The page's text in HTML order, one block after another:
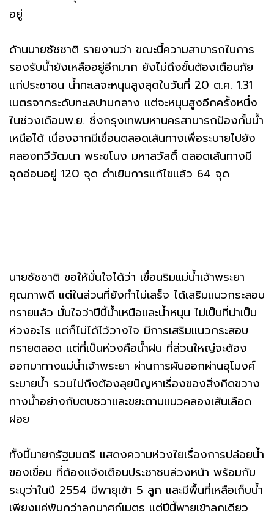
อยู่
ด้านนายชัชชาติ รายงานว่า ขณะนี้ความสามารถในการ
รองรับน้ำยังเหลืออยู่อีกมาก ยังไม่ถึงขั้นต้องเตือนภัย
แก่ประชาชน น้ำทะเลจะหนุนสูงสุดในวันที่ 20 ต.ค. 1.31
เมตรจากระดับทะเลปานกลาง แต่จะหนุนสูงอีกครั้งหนึ่ง
ในช่วงเดือนพ.ย. ซึ่งกรุงเทพมหานครสามารถป้องกั้นน้ำ
เหนือได้ เนื่องจากมีเขื่อนตลอดเส้นทางเพื่อระบายไปยัง
คลองทวีวัฒนา พระขโนง มหาสวัสดิ์ ตลอดเส้นทางมี
จุดอ่อนอยู่ 120 จุด ดำเยินการแก้ไขแล้ว 64 จุด
นายชัชชาติ ขอให้มั่นใจได้ว่า เขื่อนริมแม่น้ำเจ้าพระยา
คุณภาพดี แต่ในส่วนที่ยังทำไม่เสร็จ ได้เสริมแนวกระสอบ
ทรายแล้ว มั่นใจว่าปีนี้น้ำเหนือและน้ำหนุน ไม่เป็นที่น่าเป็น
ห่วงอะไร แต่ก็ไม่ได้ไว้วางใจ มีการเสริมแนวกระสอบ
ทรายตลอด แต่ที่เป็นห่วงคือน้ำฝน ที่ส่วนใหญ่จะต้อง
ออกมาทางแม่น้ำเจ้าพระยา ผ่านการผันออกผ่านอุโมงค์
ระบายน้ำ รวมไปถึงต้องลุยปัญหาเรื่องของสิ่งกีดขวาง
ทางน้ำอย่างกับตบชวาและขยะตามแนวคลองเส้นเลือด
ฝอย
ทั้งนี้นายกรัฐมนตรี แสดงความห่วงใยเรื่องการปล่อยน้ำ
ของเขื่อน ที่ต้องแจ้งเตือนประชาชนล่วงหน้า พร้อมกับ
ระบุว่าในปี 2554 มีพายุเข้า 5 ลูก และมีพื้นที่เหลือเก็บน้ำ